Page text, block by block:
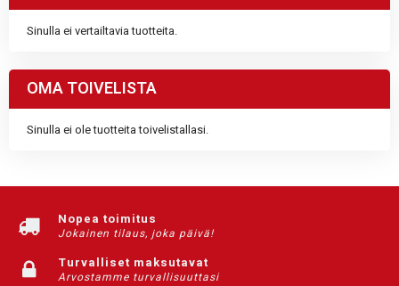
Sinulla ei vertailtavia tuotteita.
OMA TOIVELISTA
Sinulla ei ole tuotteita toivelistallasi.
Nopea toimitus
Jokainen tilaus, joka päivä!
Turvalliset maksutavat
Arvostamme turvallisuuttasi